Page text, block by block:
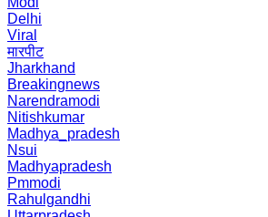
Delhi
Viral
मारपीट
Jharkhand
Breakingnews
Narendramodi
Nitishkumar
Madhya_pradesh
Nsui
Madhyapradesh
Pmmodi
Rahulgandhi